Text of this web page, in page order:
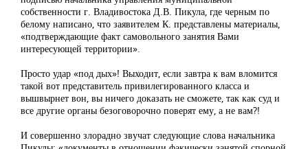
собственности г. Владивостока Д.В. Пикула, где черным по
белому написано, что заявителем К. представлены материалы,
«подтверждающие факт самовольного занятия Вами
интересующей территории».
Просто удар «под дых»! Выходит, если завтра к вам вломится
такой вот представитель привилегированного класса и
вышвырнет вон, вы ничего доказать не сможете, так как суд и
все другие органы безоговорочно поверят ему, а не вам?!
И совершенно злорадно звучат следующие слова начальника